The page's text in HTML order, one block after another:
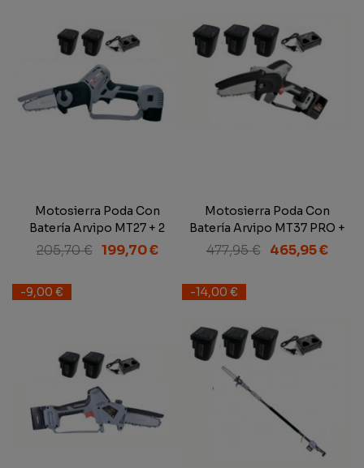
Motosierra Poda Con
Batería Arvipo MT27 + 2
Baterías
205,70 € 199,70 €
Motosierra Poda Con
Batería Arvipo MT37 PRO +
3 Baterías
477,95 € 465,95 €
-9,00 € -14,00 €